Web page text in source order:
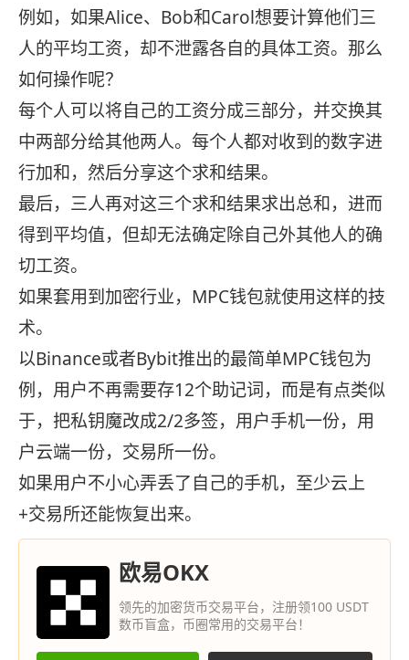
例如，如果Alice、Bob和Carol想要计算他们三
人的平均工资，却不泄露各自的具体工资。那么
如何操作呢？
每个人可以将自己的工资分成三部分，并交换其
中两部分给其他两人。每个人都对收到的数字进
行加和，然后分享这个求和结果。
最后，三人再对这三个求和结果求出总和，进而
得到平均值，但却无法确定除自己外其他人的确
切工资。
如果套用到加密行业，MPC钱包就使用这样的技
术。
以Binance或者Bybit推出的最简单MPC钱包为
例，用户不再需要存12个助记词，而是有点类似
于，把私钥魔改成2/2多签，用户手机一份，用
户云端一份，交易所一份。
如果用户不小心弄丢了自己的手机，至少云上
+交易所还能恢复出来。
欧易OKX
领先的加密货币交易平台，注册领100 USDT
数币盲盒，币圈常用的交易平台！